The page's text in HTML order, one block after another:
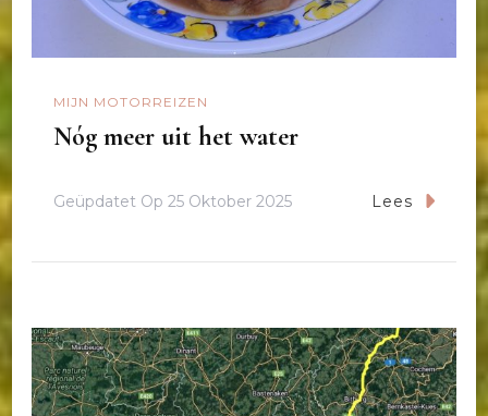
MIJN MOTORREIZEN
Nóg meer uit het water
Geüpdatet Op 25 Oktober 2025 Lees